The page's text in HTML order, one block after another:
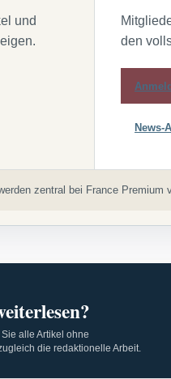
und
den
News-
zentral bei France Premium
alle Artikel ohne
die redaktionelle Arbeit.